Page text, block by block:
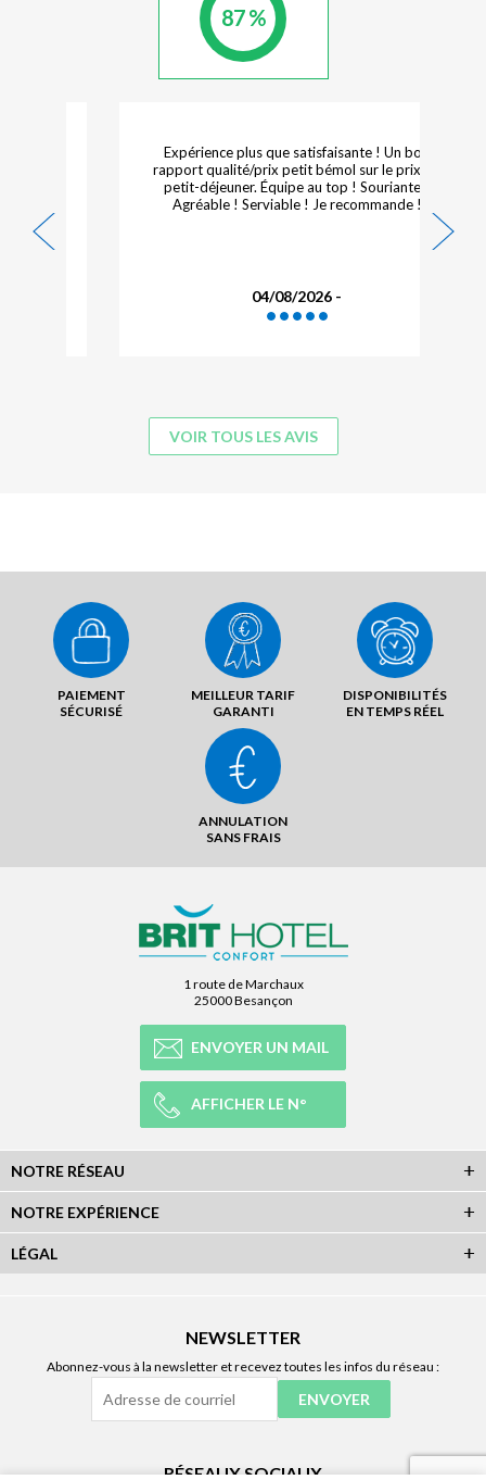
87 %
Expérience plus que satisfaisante ! Un bon
rapport qualité/prix petit bémol sur le prix du
petit-déjeuner. Équipe au top ! Souriante !
Agréable ! Serviable ! Je recommande !
04/08/2026 -
VOIR TOUS LES AVIS
PAIEMENT
SÉCURISÉ
MEILLEUR TARIF
GARANTI
DISPONIBILITÉS
EN TEMPS RÉEL
ANNULATION
SANS FRAIS
1 route de Marchaux
25000 Besançon
ENVOYER UN MAIL
AFFICHER LE N°
NOTRE RÉSEAU
NOTRE EXPÉRIENCE
LÉGAL
NEWSLETTER
Abonnez-vous à la newsletter et recevez toutes les infos du réseau :
RÉSEAUX SOCIAUX